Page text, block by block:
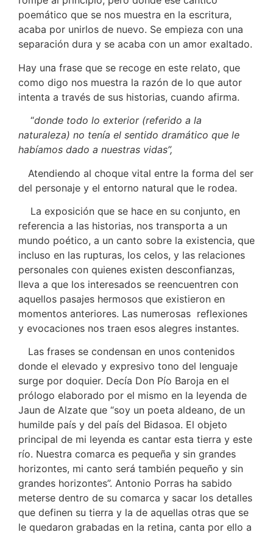
poemático que se nos muestra en la escritura,
acaba por unirlos de nuevo. Se empieza con una
separación dura y se acaba con un amor exaltado.
Hay una frase que se recoge en este relato, que
como digo nos muestra la razón de lo que autor
intenta a través de sus historias, cuando afirma.
“donde todo lo exterior (referido a la
naturaleza) no tenía el sentido dramático que le
habíamos dado a nuestras vidas”,
Atendiendo al choque vital entre la forma del ser
del personaje y el entorno natural que le rodea.
La exposición que se hace en su conjunto, en
referencia a las historias, nos transporta a un
mundo poético, a un canto sobre la existencia, que
incluso en las rupturas, los celos, y las relaciones
personales con quienes existen desconfianzas,
lleva a que los interesados se reencuentren con
aquellos pasajes hermosos que existieron en
momentos anteriores. Las numerosas reflexiones
y evocaciones nos traen esos alegres instantes.
Las frases se condensan en unos contenidos
donde el elevado y expresivo tono del lenguaje
surge por doquier. Decía Don Pío Baroja en el
prólogo elaborado por el mismo en la leyenda de
Jaun de Alzate que “soy un poeta aldeano, de un
humilde país y del país del Bidasoa. El objeto
principal de mi leyenda es cantar esta tierra y este
río. Nuestra comarca es pequeña y sin grandes
horizontes, mi canto será también pequeño y sin
grandes horizontes”. Antonio Porras ha sabido
meterse dentro de su comarca y sacar los detalles
que definen su tierra y la de aquellas otras que se
le quedaron grabadas en la retina, canta por ello a